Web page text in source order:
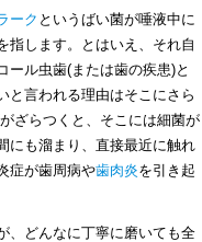
ーク というばい菌が唾液中に
指します。とはいえ、それ自
ール虫歯(または歯の疾患)と
と言われる理由はそこにさら
ざらつくと、そこには細菌が
にも溜まり、直接最近に触れ
症が歯周病や歯肉炎を引き起
、どんなに丁寧に磨いても全